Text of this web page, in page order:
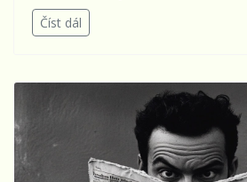
Číst dál